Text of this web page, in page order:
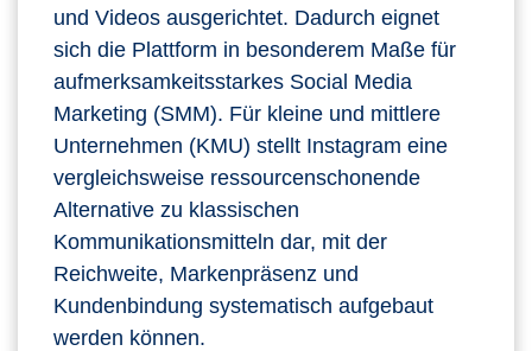
und Videos ausgerichtet. Dadurch eignet
sich die Plattform in besonderem Maße für
aufmerksamkeitsstarkes Social Media
Marketing (SMM). Für kleine und mittlere
Unternehmen (KMU) stellt Instagram eine
vergleichsweise ressourcenschonende
Alternative zu klassischen
Kommunikationsmitteln dar, mit der
Reichweite, Markenpräsenz und
Kundenbindung systematisch aufgebaut
werden können.